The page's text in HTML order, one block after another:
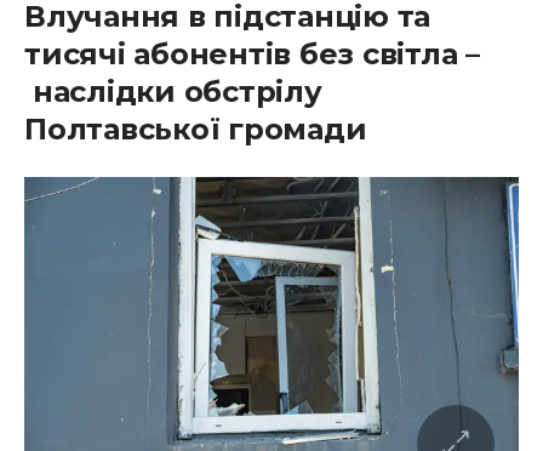
Влучання в підстанцію та
тисячі абонентів без світла –
наслідки обстрілу
Полтавської громади